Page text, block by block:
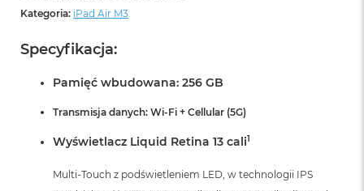
Kategoria: iPad Air M3
Specyfikacja:
Pamięć wbudowana: 256 GB
Transmisja danych: Wi-Fi + Cellular (5G)
Wyświetlacz Liquid Retina 13 cali1
Multi-Touch z podświetleniem LED, w technologii IPS